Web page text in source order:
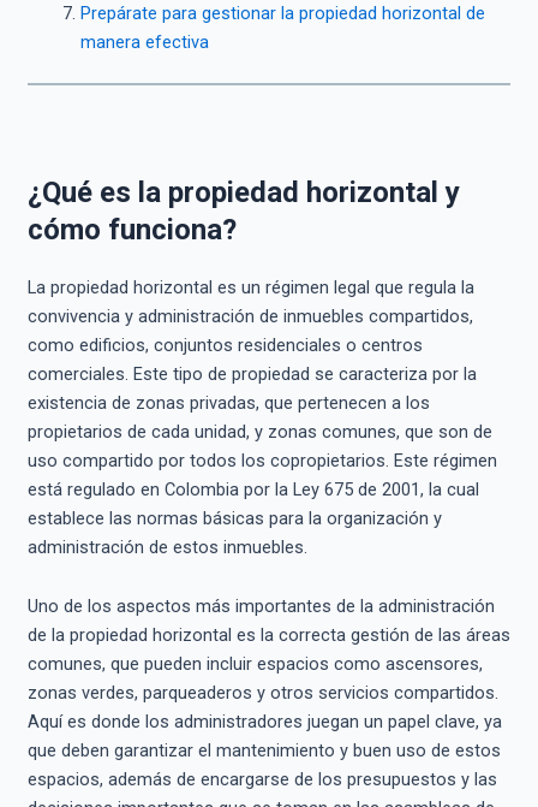
Prepárate para gestionar la propiedad horizontal de
manera efectiva
¿Qué es la propiedad horizontal y
cómo funciona?
La propiedad horizontal es un régimen legal que regula la
convivencia y administración de inmuebles compartidos,
como edificios, conjuntos residenciales o centros
comerciales. Este tipo de propiedad se caracteriza por la
existencia de zonas privadas, que pertenecen a los
propietarios de cada unidad, y zonas comunes, que son de
uso compartido por todos los copropietarios. Este régimen
está regulado en Colombia por la Ley 675 de 2001, la cual
establece las normas básicas para la organización y
administración de estos inmuebles.
Uno de los aspectos más importantes de la administración
de la propiedad horizontal es la correcta gestión de las áreas
comunes, que pueden incluir espacios como ascensores,
zonas verdes, parqueaderos y otros servicios compartidos.
Aquí es donde los administradores juegan un papel clave, ya
que deben garantizar el mantenimiento y buen uso de estos
espacios, además de encargarse de los presupuestos y las